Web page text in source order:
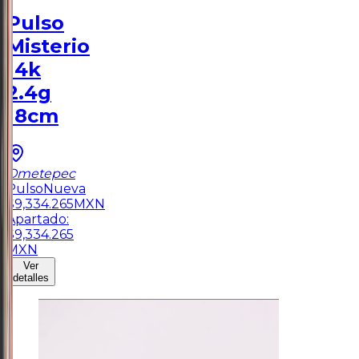
Pulso
Misterio
14k
2.4g
18cm
Ometepec
Pulso Nueva
$9,334.265 MXN
Apartado:
$9,334.265
MXN
Ver
detalles